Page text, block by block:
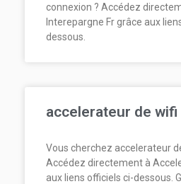
connexion ? Accédez
Interepargne Fr grâce aux
dessous.
accelerateur de
Vous cherchez accelerateur
Accédez directement à
aux liens officiels ci-dessous.